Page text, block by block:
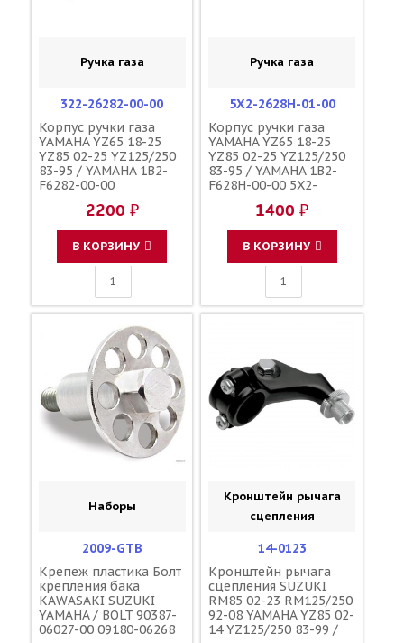
Ручка газа
322-26282-00-00
Корпус ручки газа
YAMAHA YZ65 18-25
YZ85 02-25 YZ125/250
83-95 / YAMAHA 1B2-
F6282-00-00
2200 ₽
В КОРЗИНУ
Ручка газа
5X2-2628H-01-00
Корпус ручки газа
YAMAHA YZ65 18-25
YZ85 02-25 YZ125/250
83-95 / YAMAHA 1B2-
F628H-00-00 5X2-
1400 ₽
В КОРЗИНУ
Наборы
2009-GTB
Крепеж пластика Болт
крепления бака
KAWASAKI SUZUKI
YAMAHA / BOLT 90387-
06027-00 09180-06268
Кронштейн рычага
сцепления
14-0123
Кронштейн рычага
сцепления SUZUKI
RM85 02-23 RM125/250
92-08 YAMAHA YZ85 02-
14 YZ125/250 83-99 /